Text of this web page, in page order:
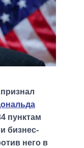
пунктам
бизнес-
него в